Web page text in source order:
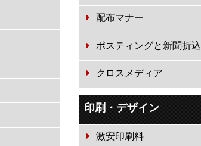
配布マナー
ポスティングと新聞折込
クロスメディア
印刷・デザイン
激安印刷料